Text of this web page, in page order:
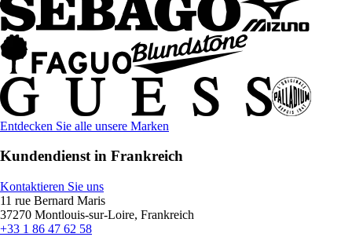
Entdecken Sie alle unsere Marken
Kundendienst in Frankreich
Kontaktieren Sie uns
11 rue Bernard Maris
37270 Montlouis-sur-Loire, Frankreich
+33 1 86 47 62 58